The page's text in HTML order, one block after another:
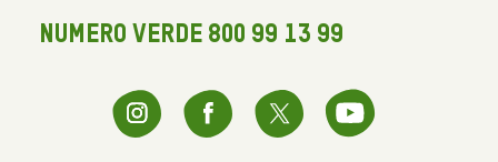
NUMERO VERDE 800 99 13 99